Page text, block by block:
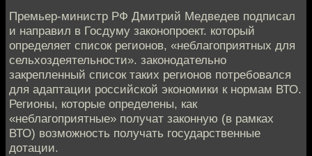
Премьер-министр РФ Дмитрий Медведев подписал
и направил в Госдуму законопроект. который
определяет список регионов, «неблагоприятных для
сельхоздеятельности». законодательно
закрепленный список таких регионов потребовался
для адаптации российской экономики к нормам ВТО.
Регионы, которые определены, как
«неблагоприятные» получат законную (в рамках
ВТО) возможность получать государственные
дотации.